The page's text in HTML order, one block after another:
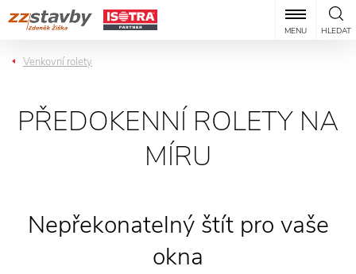
HLEDAT
MENU
Venkovní rolety
PŘEDOKENNÍ ROLETY NA
MÍRU
Nepřekonatelný štít pro vaše
okna